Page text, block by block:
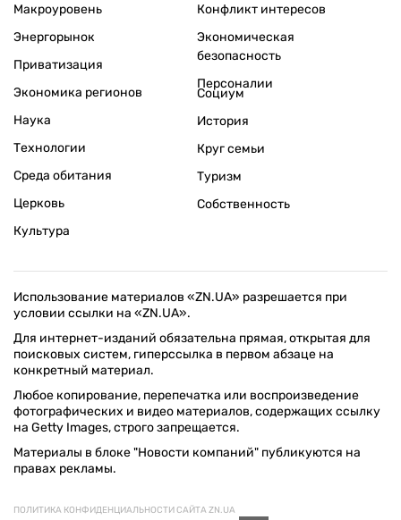
Макроуровень
Энергорынок
Приватизация
Экономика регионов
Конфликт интересов
Экономическая
безопасность
Персоналии
Наука
Технологии
Среда обитания
Церковь
Культура
Социум
История
Круг семьи
Туризм
Собственность
Использование материалов «ZN.UA» разрешается при
условии ссылки на «ZN.UA».
Для интернет-изданий обязательна прямая, открытая для
поисковых систем, гиперссылка в первом абзаце на
конкретный материал.
Любое копирование, перепечатка или воспроизведение
фотографических и видео материалов, содержащих ссылку
на Getty Images, строго запрещается.
Материалы в блоке "Новости компаний" публикуются на
правах рекламы.
ПОЛИТИКА КОНФИДЕНЦИАЛЬНОСТИ САЙТА ZN.UA